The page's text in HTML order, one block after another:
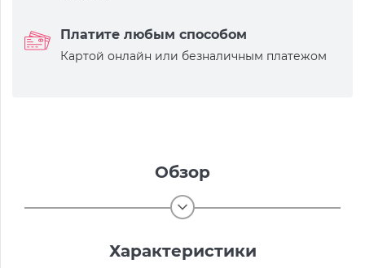
Платите любым способом
Картой онлайн или безналичным платежом
Обзор
Характеристики